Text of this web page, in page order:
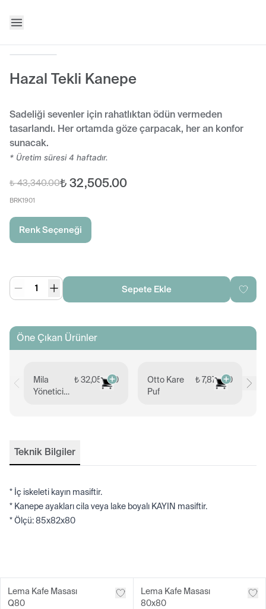
Hazal Tekli Kanepe
Sadeliği sevenler için rahatlıktan ödün vermeden
tasarlandı. Her ortamda göze çarpacak, her an konfor
sunacak.
* Üretim süresi 4 haftadır.
₺ 43,340.00₺ 32,505.00
BRK1901
Renk Seçeneği
Sepete Ekle
Öne Çıkan Ürünler
Mila
Yönetici
₺ 32,052.00
Otto Kare
Puf
₺ 7,879.00
Teknik Bilgiler
* İç iskeleti kayın masiftir.
* Kanepe ayakları cila veya lake boyalı KAYIN masiftir.
* Ölçü: 85x82x80
Lema Kafe Masası
Q80
Lema Kafe Masası
80x80